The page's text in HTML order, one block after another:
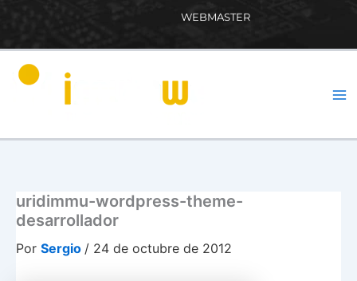
WEBMASTER
uridimmu-wordpress-theme-
desarrollador
Por Sergio / 24 de octubre de 2012